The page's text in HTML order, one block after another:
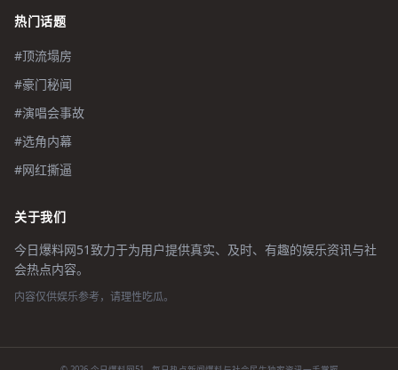
热门话题
#顶流塌房
#豪门秘闻
#演唱会事故
#选角内幕
#网红撕逼
关于我们
今日爆料网51致力于为用户提供真实、及时、有趣的娱乐资讯与社
会热点内容。
内容仅供娱乐参考，请理性吃瓜。